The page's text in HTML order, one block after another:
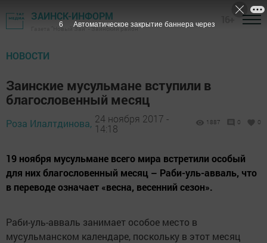
ЗАИНСК-ИНФОРМ
Газета "Новый Зай" - Заинский район
НОВОСТИ
Заинские мусульмане вступили в
благословенный месяц
Роза Илалтдинова, 24 ноября 2017 -
14:18
1887 0 0
19 ноября мусульмане всего мира встретили особый
для них благословенный месяц – Раби-уль-авваль, что
в переводе означает «весна, весенний сезон».
Раби-уль-авваль занимает особое место в
мусульманском календаре, поскольку в этот месяц
5 Автоматическое закрытие баннера через